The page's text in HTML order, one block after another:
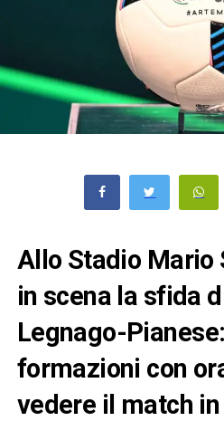
Allo Stadio Mario
in scena la sfida
Legnago-
formazioni con
vedere il match